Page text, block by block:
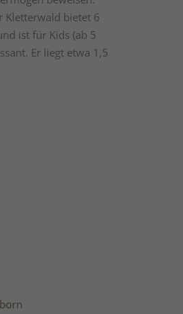
Kletterwald bietet 6
ist für Kids (ab 5
Er liegt etwa 1,5